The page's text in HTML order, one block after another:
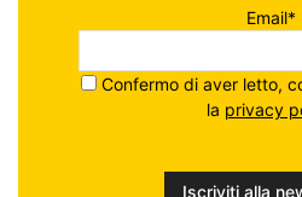
Email*
Confermo di aver letto,
la privacy